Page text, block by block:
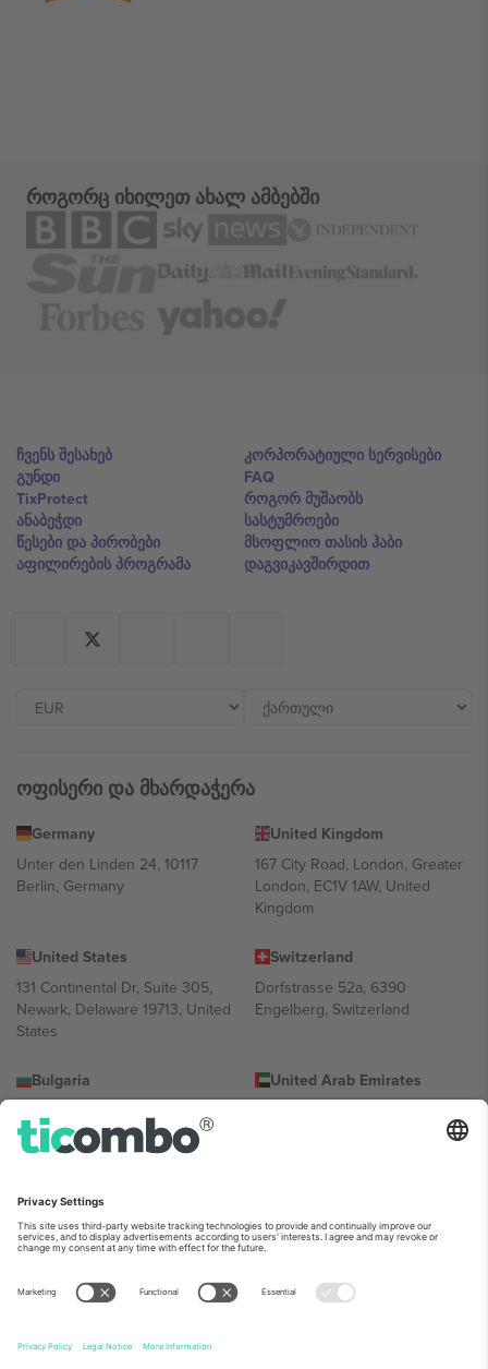
როგორც იხილეთ ახალ ამბებში
ჩვენს შესახებ
გუნდი
TixProtect
ანაბეჭდი
წესები და პირობები
აფილირების პროგრამა
კორპორატიული სერვისები
FAQ
როგორ მუშაობს
სასტუმროები
მსოფლიო თასის ჰაბი
დაგვიკავშირდით
ოფისერი და მხარდაჭერა
Germany
Unter den Linden 24, 10117
Berlin, Germany
United Kingdom
167 City Road, London, Greater
London, EC1V 1AW, United
Kingdom
United States
131 Continental Dr, Suite 305,
Newark, Delaware 19713, United
States
Switzerland
Dorfstrasse 52a, 6390
Engelberg, Switzerland
Bulgaria
Totleben 53-55, 1606 Sofia,
Bulgaria
United Arab Emirates
Building A1, Office 302, Dubai,
Mexico
Av Chapultepec 360, Roma
Norte, Cuauhtémoc, 06700
Ciudad de México, CDMX,
Mexico
პლატფორმის პროვაიდერის იურიდიული პირი იცვლება